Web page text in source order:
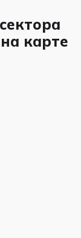
карте